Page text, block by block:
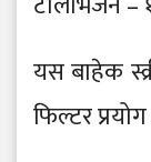
यस बाहेक
फिल्टर